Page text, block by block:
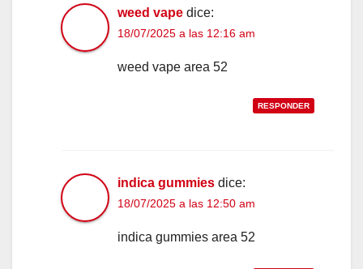
weed vape dice:
18/07/2025 a las 12:16 am
weed vape area 52
RESPONDER
indica gummies dice:
18/07/2025 a las 12:50 am
indica gummies area 52